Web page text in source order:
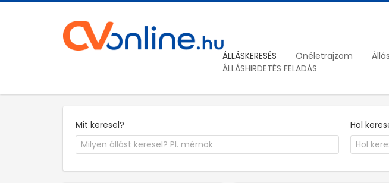
ÁLLÁSKERESÉS Önéletrajzom
ÁLLÁSHIRDETÉS FELADÁS
Mit keresel? Hol